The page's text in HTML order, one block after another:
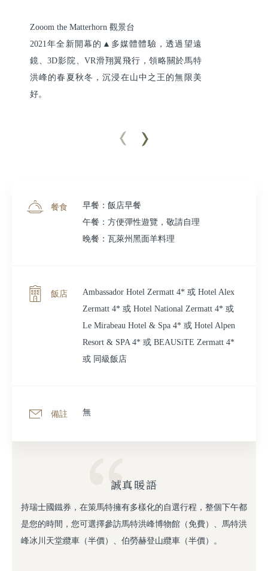
Zooom the Matterhorn 觀景台
2021年全新開幕的▲多媒體體驗，透過望遠
鏡、3D影院、VR滑翔翼飛行，領略關於馬特
洪峰的春夏秋冬，沉浸在山中之王的無限美
好。
餐食
早餐：飯店早餐
午餐：方便彈性遊覽，敬請自理
晚餐：瓦萊州黑面羊料理
飯店
Ambassador Hotel Zermatt 4* 或 Hotel Alex
Zermatt 4* 或 Hotel National Zermatt 4* 或
Le Mirabeau Hotel & Spa 4* 或 Hotel Alpen
Resort & SPA 4* 或 BEAUSiTE Zermatt 4*
或 同級飯店
備註 無
誠真暖語
持瑞士國鐵券，在策馬特擁有多樣化的自選行程，整個下午都
是您的時間，您可選擇參訪馬特洪峰博物館（免費）、馬特洪
峰冰川天堂纜車（半價）、伯勞赫登山纜車（半價）。